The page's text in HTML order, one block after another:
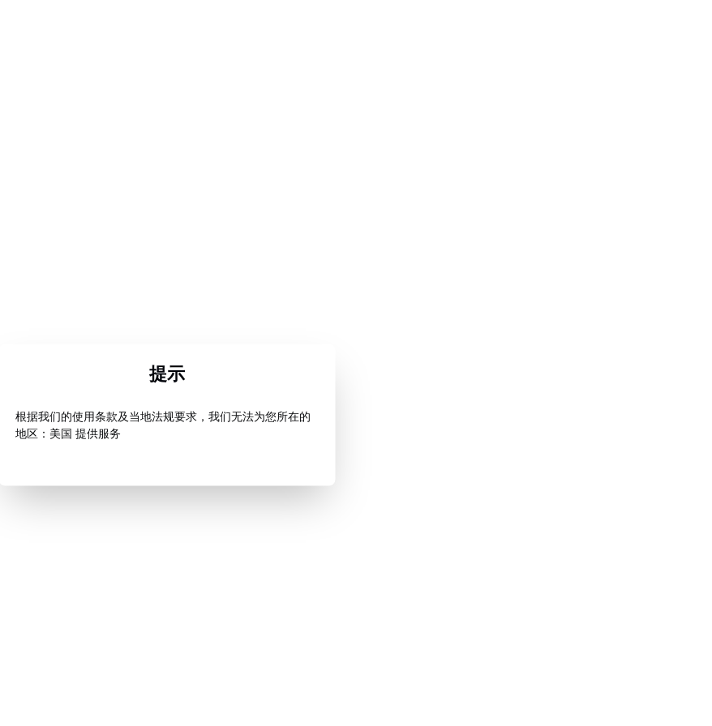
提示
根据我们的使用条款及当地法规要求，我们无法为您所在的
地区：美国 提供服务